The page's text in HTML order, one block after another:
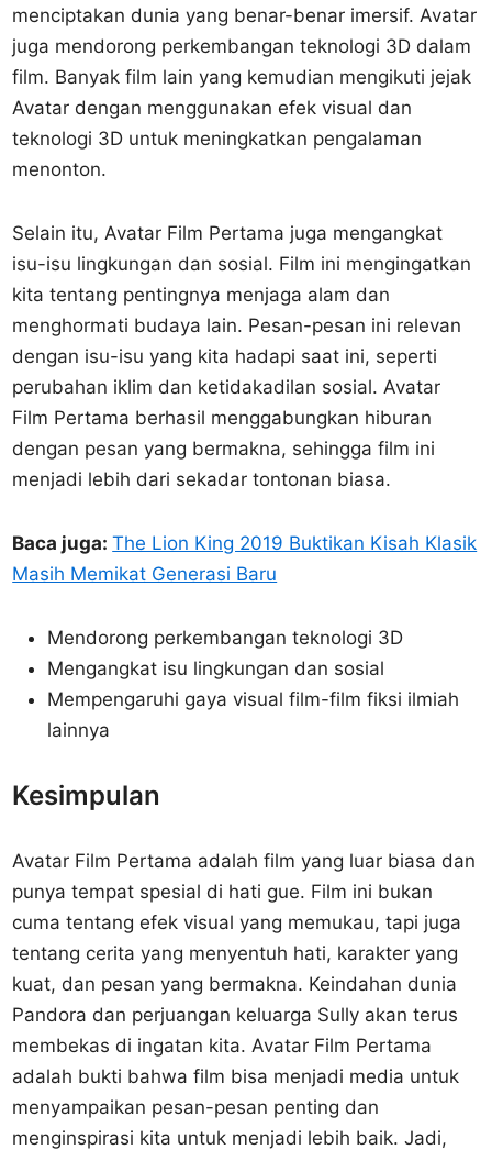
menciptakan dunia yang benar-benar imersif. Avatar
juga mendorong perkembangan teknologi 3D dalam
film. Banyak film lain yang kemudian mengikuti jejak
Avatar dengan menggunakan efek visual dan
teknologi 3D untuk meningkatkan pengalaman
menonton.
Selain itu, Avatar Film Pertama juga mengangkat
isu-isu lingkungan dan sosial. Film ini mengingatkan
kita tentang pentingnya menjaga alam dan
menghormati budaya lain. Pesan-pesan ini relevan
dengan isu-isu yang kita hadapi saat ini, seperti
perubahan iklim dan ketidakadilan sosial. Avatar
Film Pertama berhasil menggabungkan hiburan
dengan pesan yang bermakna, sehingga film ini
menjadi lebih dari sekadar tontonan biasa.
Baca juga:The Lion King 2019 Buktikan Kisah Klasik
Masih Memikat Generasi Baru
Mendorong perkembangan teknologi 3D
Mengangkat isu lingkungan dan sosial
Mempengaruhi gaya visual film-film fiksi ilmiah
lainnya
Kesimpulan
Avatar Film Pertama adalah film yang luar biasa dan
punya tempat spesial di hati gue. Film ini bukan
cuma tentang efek visual yang memukau, tapi juga
tentang cerita yang menyentuh hati, karakter yang
kuat, dan pesan yang bermakna. Keindahan dunia
Pandora dan perjuangan keluarga Sully akan terus
membekas di ingatan kita. Avatar Film Pertama
adalah bukti bahwa film bisa menjadi media untuk
menyampaikan pesan-pesan penting dan
menginspirasi kita untuk menjadi lebih baik. Jadi,